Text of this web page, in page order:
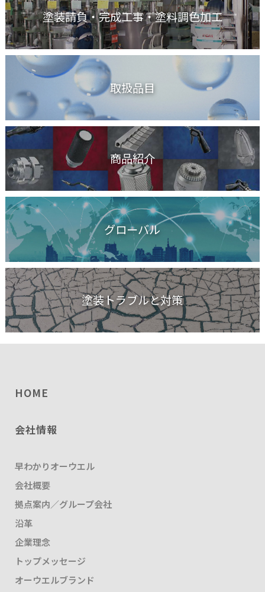
塗装請負・完成工事・塗料調色加工
取扱品目
商品紹介
グローバル
塗装トラブルと対策
HOME
会社情報
早わかりオーウエル
会社概要
拠点案内／グループ会社
沿革
企業理念
トップメッセージ
オーウエルブランド